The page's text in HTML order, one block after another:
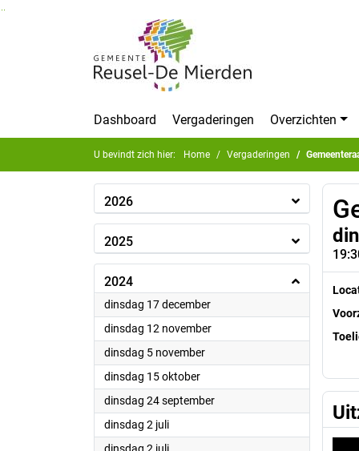
Ga naar de inhoud van deze pagina
Dashboard Vergaderingen Overzichten
U bevindt zich hier: Home Vergaderingen
2026
2025
2024
dinsdag 17 december2024
dinsdag 12 november2024
dinsdag 5 november2024
dinsdag 15 oktober2024
dinsdag 24 september2024
dinsdag 2 juli2024
2024